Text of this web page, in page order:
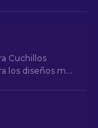
Cuchillos
los diseños más